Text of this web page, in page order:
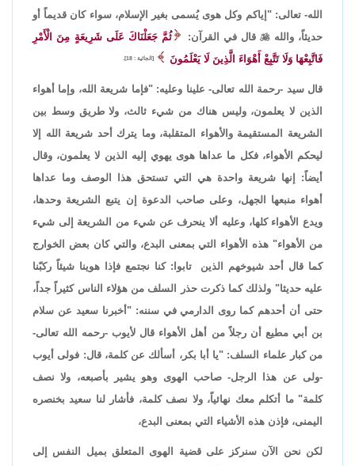
الله- تعالى: "إياكم وكل هوى يُسمى بغير الإسلام، سواء كان قديماً أو
حديثاً، واللهقال في القرآن:
ثُمَّ جَعَلْنَاكَ عَلَى شَرِيعَةٍ مِنَ الْأَمْرِ
فَاتَّبِعْهَا وَلَا تَتَّبِعْ أَهْوَاءَ الَّذِينَ لَا يَعْلَمُونَ
[الجاثية : 18].
قال سيد -رحمة الله تعالى- علينا وعليه: "فإما شريعة الله، وإما أهواء
الذين لا يعلمون، وليس هناك من شيء ثالث، ولا طريق وسط بين
الشريعة المستقيمة والأهواء المتقلبة، وما يترك أحد شريعة الله إلا
ليحكم الأهواء، فكل ما عداها هوى يهوي إليه الذين لا يعلمون، وقال
أيضاً: إنها شريعة واحدة هي التي تستحق هذا الوصف وما عداها
أهواء منبعها الجهل، وعلى صاحب الدعوة إن يتبع الشريعة وحدها،
ويدع الأهواء كلها، وعليه ألا ينحرف عن شيء من الشريعة إلى شيء
من الأهواء" هذه الأهواء التي بمعنى البدع، والتي كان بعض الخوارج
كما قال أحد شيوخهم الذين تابوا: كنا نجتمع فإذا هوينا شيئاً ركبّنا
عليه حديثا" ولذلك كما ذكرت حذر السلف من هؤلاء الناس كثيراً جداً،
حتى أن أحدهم كما روى الدارمي في سننه: "أخبرنا سعيد عن سلام
بن أبي مطيع أن رجلاً من أهل الأهواء قال لأيوب -رحمه الله تعالى-
من كبار علماء السلف: "يا أبا بكر، أسألك عن كلمة، قال: فولى أيوب
-ولى عن هذا الرجل- صاحب الهوى وهو يشير بأصبعه، ولا نصف
كلمة" ما أتكلم معك نهائياً، ولا نصف كلمة، فأشار لنا سعيد بخنصره
اليمنى، فإذن هذه الأشياء التي بمعنى البدع،
لكن نحن الآن سنركز على قضية الهوى المتعلق بميل النفس إلى